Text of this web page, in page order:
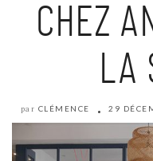
CHEZ
LA
par CLÉMENCE 29